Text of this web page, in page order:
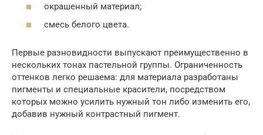
окрашенный материал;
смесь белого цвета.
Первые разновидности выпускают преимущественно в
нескольких тонах пастельной группы. Ограниченность
оттенков легко решаема: для материала разработаны
пигменты и специальные красители, посредством
которых можно усилить нужный тон либо изменить его,
добавив нужный контрастный пигмент.